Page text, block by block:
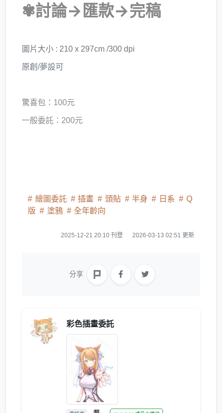
✾討論→匯款→完稿
圖片大小 : 210 x 297cm /300 dpi
原創/夢設可
驚喜包：100元
一般委託：200元
繪圖委託 插畫 頭貼 半身 日系
Q
版
塗鴉 全年齡向
2025-12-21 20:10 刊登 2026-03-13 02:51 更新
分享
彩色插畫委託